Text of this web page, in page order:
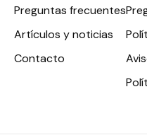
Preguntas frecuentes
Artículos y noticias
Contacto